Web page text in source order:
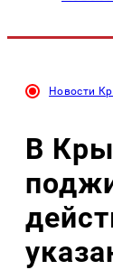
Новости
В